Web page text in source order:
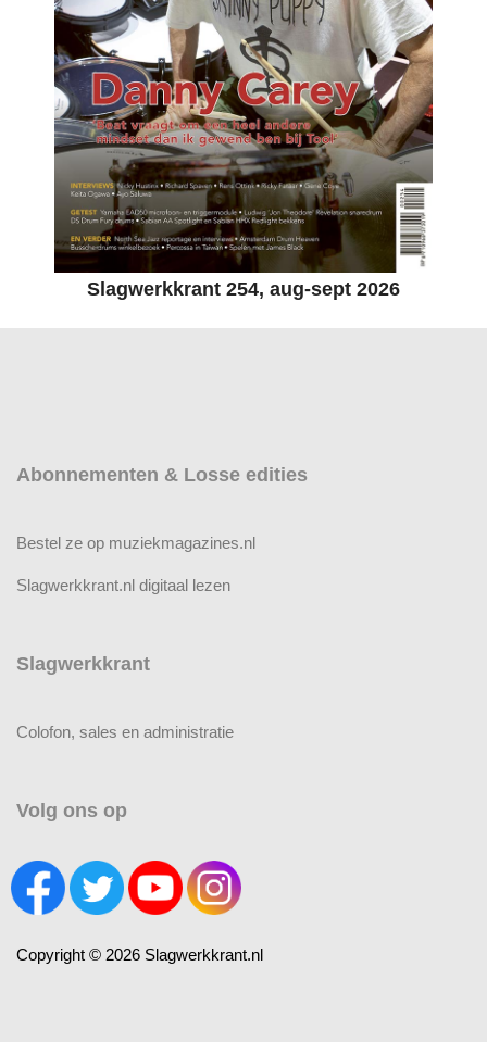
Slagwerkkrant 254, aug-sept 2026
Abonnementen & Losse edities
Bestel ze op muziekmagazines.nl
Slagwerkkrant.nl digitaal lezen
Slagwerkkrant
Colofon, sales en administratie
Volg ons op
Copyright © 2026 Slagwerkkrant.nl